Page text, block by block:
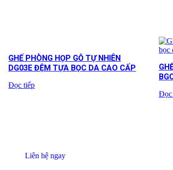
GHẾ PHÒNG HỌP GỖ TỰ NHIÊN
DG03E ĐỆM TỰA BỌC DA CAO CẤP
Đọc tiếp
Đọc
Liên hệ ngay